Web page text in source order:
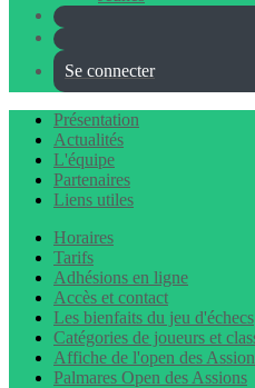
Se connecter
Présentation
Actualités
L'équipe
Partenaires
Liens utiles
Horaires
Tarifs
Adhésions en ligne
Accès et contact
Les bienfaits du jeu d'échecs
Catégories de joueurs et
Affiche de l'open des
Palmares Open des Assions